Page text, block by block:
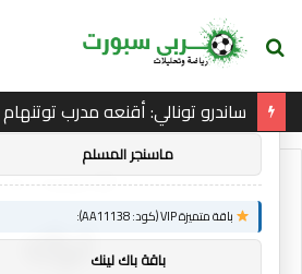
بحث
الرئيسية/ترك
ترك
توصيات :
باقة متميزة VIP (كود: AA26790):
ماسنجر المسلم
باقة متميزة VIP (كود: AA11138):
باقة باك لينك